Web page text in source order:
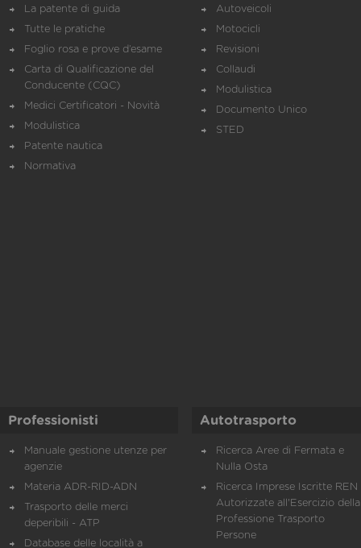
La patente di guida
Tutte le pratiche
Foglio rosa e prove d’esame
Carta di Qualificazione del
Conducente (CQC)
Medici Certificatori - Novità
Modulistica
Patente nautica
Normativa
Autoveicoli
Motocicli
Revisioni
Collaudi
Modulistica
Documento Unico
STED
Professionisti
Manuale gestione utenze per
agenzie
Materia ADR-RID-ADN
Trasporto delle merci
deperibili - ATP
Database delle località a
Autotrasporto
Ricerca Aree di Fermata e
Nulla Osta
Ricerca Imprese Iscritte REN
Autorizzate all'Esercizio della
Professione Trasporto
Persone